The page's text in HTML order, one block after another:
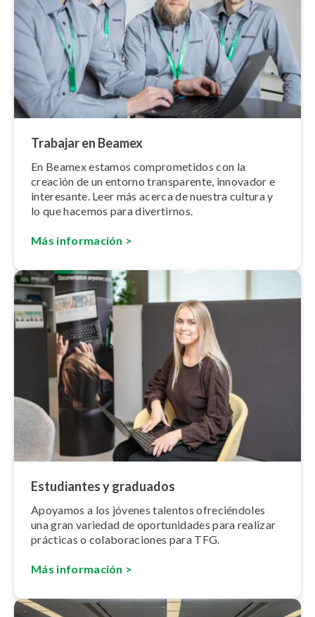
Trabajar en Beamex
En Beamex estamos co­m­pro­me­ti­dos con la
creación de un entorno tra­n­s­pa­re­n­te, innovador e
interesante. Leer más acerca de nuestra cultura y
lo que hacemos para divertirnos.
Más información >
Estudiantes y graduados
Apoyamos a los jóvenes talentos ofre­cié­n­do­les
una gran variedad de opo­r­tu­ni­da­des para realizar
prácticas o co­la­bo­ra­cio­nes para TFG.
Más información >